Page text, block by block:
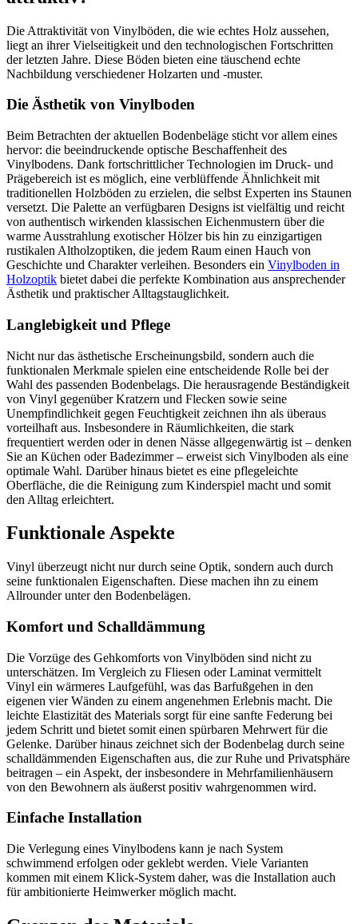
Die Attraktivität von Vinylböden, die wie echtes Holz aussehen,
liegt an ihrer Vielseitigkeit und den technologischen Fortschritten
der letzten Jahre. Diese Böden bieten eine täuschend echte
Nachbildung verschiedener Holzarten und -muster.
Die Ästhetik von Vinylboden
Beim Betrachten der aktuellen Bodenbeläge sticht vor allem eines
hervor: die beeindruckende optische Beschaffenheit des
Vinylbodens. Dank fortschrittlicher Technologien im Druck- und
Prägebereich ist es möglich, eine verblüffende Ähnlichkeit mit
traditionellen Holzböden zu erzielen, die selbst Experten ins Staunen
versetzt. Die Palette an verfügbaren Designs ist vielfältig und reicht
von authentisch wirkenden klassischen Eichenmustern über die
warme Ausstrahlung exotischer Hölzer bis hin zu einzigartigen
rustikalen Altholzoptiken, die jedem Raum einen Hauch von
Geschichte und Charakter verleihen. Besonders ein Vinylboden in
Holzoptik bietet dabei die perfekte Kombination aus ansprechender
Ästhetik und praktischer Alltagstauglichkeit.
Langlebigkeit und Pflege
Nicht nur das ästhetische Erscheinungsbild, sondern auch die
funktionalen Merkmale spielen eine entscheidende Rolle bei der
Wahl des passenden Bodenbelags. Die herausragende Beständigkeit
von Vinyl gegenüber Kratzern und Flecken sowie seine
Unempfindlichkeit gegen Feuchtigkeit zeichnen ihn als überaus
vorteilhaft aus. Insbesondere in Räumlichkeiten, die stark
frequentiert werden oder in denen Nässe allgegenwärtig ist – denken
Sie an Küchen oder Badezimmer – erweist sich Vinylboden als eine
optimale Wahl. Darüber hinaus bietet es eine pflegeleichte
Oberfläche, die die Reinigung zum Kinderspiel macht und somit
den Alltag erleichtert.
Funktionale Aspekte
Vinyl überzeugt nicht nur durch seine Optik, sondern auch durch
seine funktionalen Eigenschaften. Diese machen ihn zu einem
Allrounder unter den Bodenbelägen.
Komfort und Schalldämmung
Die Vorzüge des Gehkomforts von Vinylböden sind nicht zu
unterschätzen. Im Vergleich zu Fliesen oder Laminat vermittelt
Vinyl ein wärmeres Laufgefühl, was das Barfußgehen in den
eigenen vier Wänden zu einem angenehmen Erlebnis macht. Die
leichte Elastizität des Materials sorgt für eine sanfte Federung bei
jedem Schritt und bietet somit einen spürbaren Mehrwert für die
Gelenke. Darüber hinaus zeichnet sich der Bodenbelag durch seine
schalldämmenden Eigenschaften aus, die zur Ruhe und Privatsphäre
beitragen – ein Aspekt, der insbesondere in Mehrfamilienhäusern
von den Bewohnern als äußerst positiv wahrgenommen wird.
Einfache Installation
Die Verlegung eines Vinylbodens kann je nach System
schwimmend erfolgen oder geklebt werden. Viele Varianten
kommen mit einem Klick-System daher, was die Installation auch
für ambitionierte Heimwerker möglich macht.